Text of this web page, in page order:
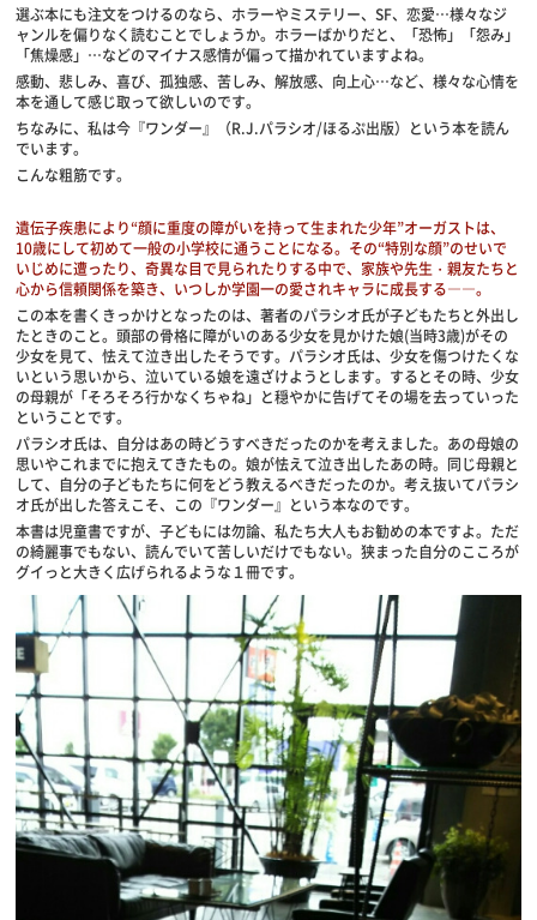
選ぶ本にも注文をつけるのなら、ホラーやミステリー、SF、恋愛…様々なジ
ャンルを偏りなく読むことでしょうか。ホラーばかりだと、「恐怖」「怨み」
「焦燥感」…などのマイナス感情が偏って描かれていますよね。
感動、悲しみ、喜び、孤独感、苦しみ、解放感、向上心…など、様々な心情を
本を通して感じ取って欲しいのです。
ちなみに、私は今『ワンダー』（R.J.パラシオ/ほるぷ出版）という本を読ん
でいます。
こんな粗筋です。
遺伝子疾患により“顔に重度の障がいを持って生まれた少年”オーガストは、
10歳にして初めて一般の小学校に通うことになる。その“特別な顔”のせいで
いじめに遭ったり、奇異な目で見られたりする中で、家族や先生・親友たちと
心から信頼関係を築き、いつしか学園一の愛されキャラに成長する――。
この本を書くきっかけとなったのは、著者のパラシオ氏が子どもたちと外出し
たときのこと。頭部の骨格に障がいのある少女を見かけた娘(当時3歳)がその
少女を見て、怯えて泣き出したそうです。パラシオ氏は、少女を傷つけたくな
いという思いから、泣いている娘を遠ざけようとします。するとその時、少女
の母親が「そろそろ行かなくちゃね」と穏やかに告げてその場を去っていった
ということです。
パラシオ氏は、自分はあの時どうすべきだったのかを考えました。あの母娘の
思いやこれまでに抱えてきたもの。娘が怯えて泣き出したあの時。同じ母親と
して、自分の子どもたちに何をどう教えるべきだったのか。考え抜いてパラシ
オ氏が出した答えこそ、この『ワンダー』という本なのです。
本書は児童書ですが、子どもには勿論、私たち大人もお勧めの本ですよ。ただ
の綺麗事でもない、読んでいて苦しいだけでもない。狭まった自分のこころが
グイっと大きく広げられるような１冊です。